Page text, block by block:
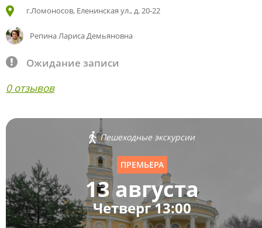
г.Ломоносов, Еленинская ул., д. 20-22
Репина Лариса Демьяновна
Ожидание записи
0 отзывов
Пешеходные экскурсии
ПРЕМЬЕРА
13 августа
Четверг 13:00